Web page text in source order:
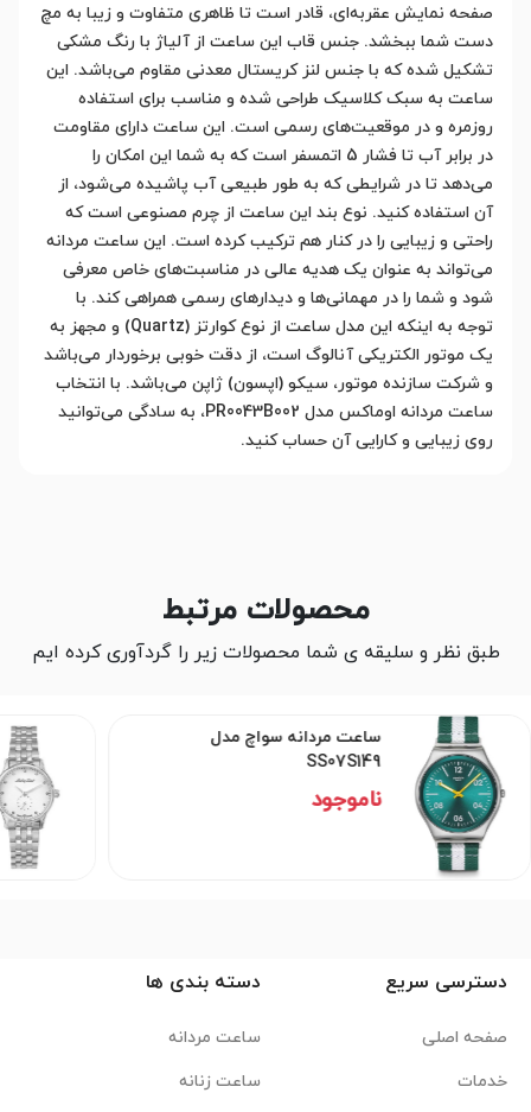
صفحه نمایش عقربه‌ای، قادر است تا ظاهری متفاوت و زیبا به مچ
دست شما ببخشد. جنس قاب این ساعت از آلیاژ با رنگ مشکی
تشکیل شده که با جنس لنز کریستال معدنی مقاوم می‌باشد. این
ساعت به سبک کلاسیک طراحی شده و مناسب برای استفاده
روزمره و در موقعیت‌های رسمی است. این ساعت دارای مقاومت
در برابر آب تا فشار 5 اتمسفر است که به شما این امکان را
می‌دهد تا در شرایطی که به طور طبیعی آب پاشیده می‌شود، از
آن استفاده کنید. نوع بند این ساعت از چرم مصنوعی است که
راحتی و زیبایی را در کنار هم ترکیب کرده است. این ساعت مردانه
می‌تواند به عنوان یک هدیه عالی در مناسبت‌های خاص معرفی
شود و شما را در مهمانی‌ها و دیدارهای رسمی همراهی کند. با
توجه به اینکه این مدل ساعت از نوع کوارتز (Quartz) و مجهز به
یک موتور الکتریکی آنالوگ است، از دقت خوبی برخوردار می‌باشد
و شرکت سازنده موتور، سیکو (اپسون) ژاپن می‌باشد. با انتخاب
ساعت مردانه اوماکس مدل PR0043B002، به سادگی می‌توانید
روی زیبایی و کارایی آن حساب کنید.
محصولات مرتبط
طبق نظر و سلیقه ی شما محصولات زیر را گردآوری کرده ایم
ساعت مردانه سواچ مدل
SS07S149
ناموجود
ساعت
D1886MAI
86,400,000
دسترسی سریع
صفحه اصلی
خدمات
دسته بندی ها
ساعت مردانه
ساعت زنانه